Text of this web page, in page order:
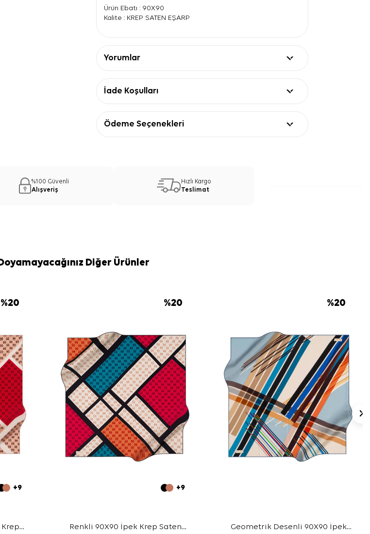
Ürün Ebatı : 90X90
Kalite : KREP SATEN EŞARP
Yorumlar
İade Koşulları
Ödeme Seçenekleri
%100 Güvenli
Alışveriş
Hızlı Kargo
Teslimat
Diğer Ürünler
%20
+9
%20
+9
Renkli 90X90 İpek Krep Saten
%20
Geometrik Desenli 90X90 İpek